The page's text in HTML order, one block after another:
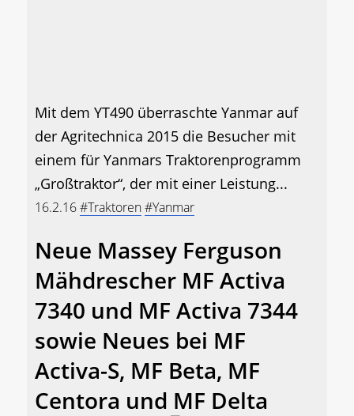
Mit dem YT490 überraschte Yanmar auf
der Agritechnica 2015 die Besucher mit
einem für Yanmars Traktorenprogramm
„Großtraktor“, der mit einer Leistung...
16.2.16#Traktoren#Yanmar
Neue Massey Ferguson
Mähdrescher MF Activa
7340 und MF Activa 7344
sowie Neues bei MF
Activa-S, MF Beta, MF
Centora und MF Delta